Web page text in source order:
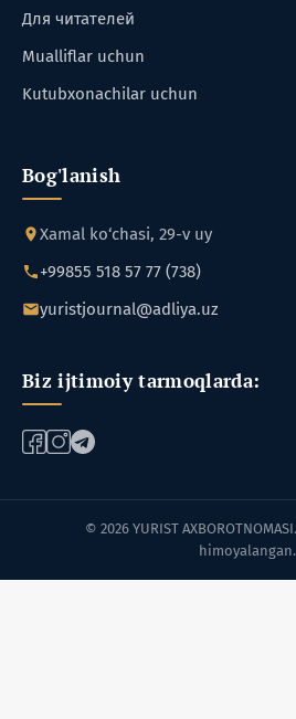
Для читателей
Mualliflar uchun
Kutubxonachilar uchun
Bog'lanish
Xamal ko‘chasi, 29-v uy
+99855 518 57 77 (738)
yuristjournal@adliya.uz
Biz ijtimoiy tarmoqlarda:
© 2026 YURIST
himoyalangan.